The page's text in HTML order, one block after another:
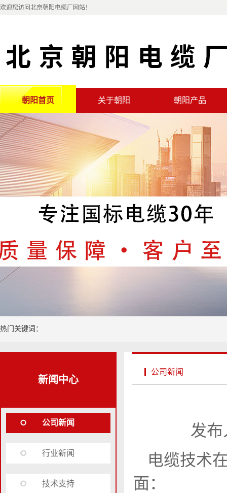
欢迎您访问北京朝阳电缆厂网站！
朝阳首页 关于朝阳 朝阳产品
热门关键词：
新闻中心
公司新闻
行业新闻
技术支持
公司新闻
发
电缆技术
面：